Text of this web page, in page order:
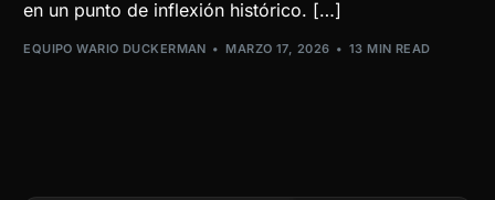
en un punto de inflexión histórico. […]
EQUIPO WARIO DUCKERMAN MARZO 17, 2026 13 MIN READ